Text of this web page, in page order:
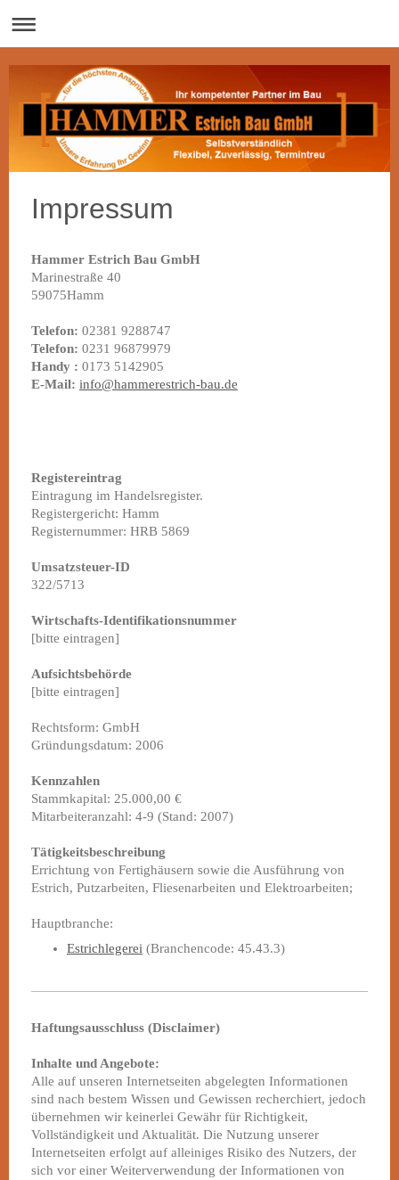
Impressum
Hammer Estrich Bau GmbH
Marinestraße 40
59075Hamm
Telefon: 02381 9288747
Telefon: 0231 96879979
Handy : 0173 5142905
E-Mail: info@hammerestrich-bau.de
Registereintrag
Eintragung im Handelsregister.
Registergericht: Hamm
Registernummer: HRB 5869
Umsatzsteuer-ID
322/5713
Wirtschafts-Identifikationsnummer
[bitte eintragen]
Aufsichtsbehörde
[bitte eintragen]
Rechtsform: GmbH
Gründungsdatum: 2006
Kennzahlen
Stammkapital: 25.000,00 €
Mitarbeiteranzahl: 4-9 (Stand: 2007)
Tätigkeitsbeschreibung
Errichtung von Fertighäusern sowie die Ausführung von
Estrich, Putzarbeiten, Fliesenarbeiten und Elektroarbeiten;
Hauptbranche:
Estrichlegerei (Branchencode: 45.43.3)
Haftungsausschluss (Disclaimer)
Inhalte und Angebote:
Alle auf unseren Internetseiten abgelegten Informationen
sind nach bestem Wissen und Gewissen recherchiert, jedoch
übernehmen wir keinerlei Gewähr für Richtigkeit,
Vollständigkeit und Aktualität. Die Nutzung unserer
Internetseiten erfolgt auf alleiniges Risiko des Nutzers, der
sich vor einer Weiterverwendung der Informationen von